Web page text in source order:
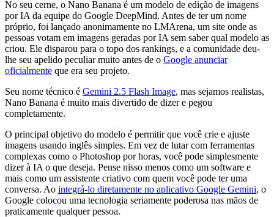
No seu cerne, o Nano Banana é um modelo de edição de imagens
por IA da equipe do Google DeepMind. Antes de ter um nome
próprio, foi lançado anonimamente no LMArena, um site onde as
pessoas votam em imagens geradas por IA sem saber qual modelo as
criou. Ele disparou para o topo dos rankings, e a comunidade deu-
lhe seu apelido peculiar muito antes de o Google anunciar
oficialmente que era seu projeto.
Seu nome técnico é Gemini 2.5 Flash Image, mas sejamos realistas,
Nano Banana é muito mais divertido de dizer e pegou
completamente.
O principal objetivo do modelo é permitir que você crie e ajuste
imagens usando inglês simples. Em vez de lutar com ferramentas
complexas como o Photoshop por horas, você pode simplesmente
dizer à IA o que deseja. Pense nisso menos como um software e
mais como um assistente criativo com quem você pode ter uma
conversa. Ao integrá-lo diretamente no aplicativo Google Gemini, o
Google colocou uma tecnologia seriamente poderosa nas mãos de
praticamente qualquer pessoa.